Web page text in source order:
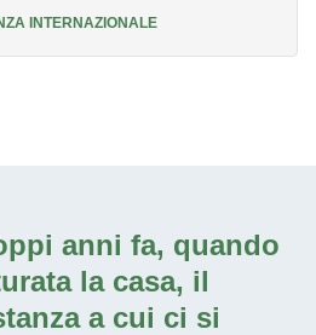
INTERNAZIONALE
anni fa, quando
la casa, il
a cui ci si